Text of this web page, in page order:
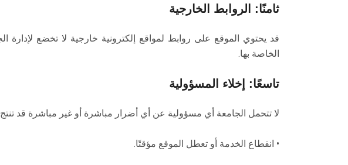
ثامنًا: الروابط الخارجية
قد يحتوي الموقع على روابط لمواقع إلكترونية خارجية لا تخضع
الخاصة بها.
تاسعًا: إخلاء المسؤولية
لا تتحمل الجامعة أي مسؤولية عن أي أضرار مباشرة أو غير مباشرة قد
• انقطاع الخدمة أو تعطل الموقع مؤقتًا.